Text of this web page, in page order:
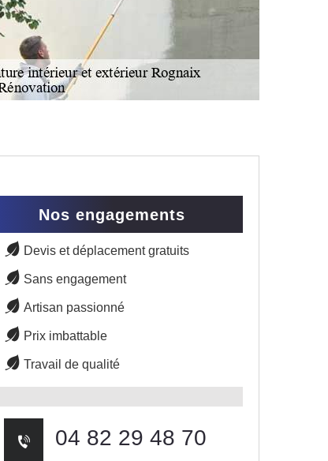
Nos engagements
Devis et déplacement gratuits
Sans engagement
Artisan passionné
Prix imbattable
Travail de qualité
04 82 29 48 70